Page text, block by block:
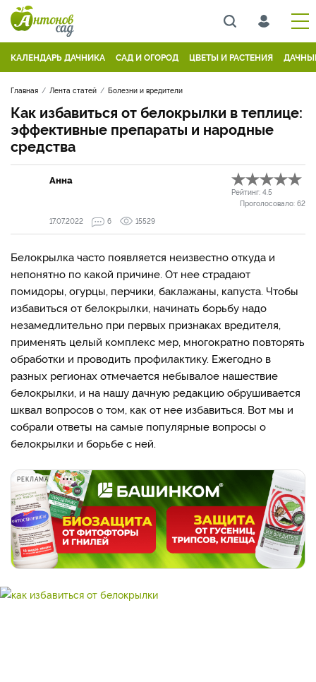
КАЛЕНДАРЬ ДАЧНИКА САД И ОГОРОД ЦВЕТЫ И РАСТЕНИЯ
Главная Лента статей Болезни и вредители
Как избавиться от белокрылки в теплице:
эффективные препараты и народные
средства
Анна
Рейтинг: 4.5
Проголосовало: 62
17.07.2022
6 15529
Белокрылка часто появляется неизвестно откуда и
непонятно по какой причине. От нее страдают
помидоры, огурцы, перчики, баклажаны, капуста. Чтобы
избавиться от белокрылки, начинать борьбу надо
незамедлительно при первых признаках вредителя,
применять целый комплекс мер, многократно повторять
обработки и проводить профилактику. Ежегодно в
разных регионах отмечается небывалое нашествие
белокрылки, и на нашу дачную редакцию обрушивается
шквал вопросов о том, как от нее избавиться. Вот мы и
собрали ответы на самые популярные вопросы о
белокрылки и борьбе с ней.
РЕКЛАМА